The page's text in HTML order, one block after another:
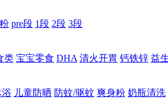
pre段 1段 2段 3段
类 宝宝零食 DHA 清火开胃 钙铁锌 益
儿童防晒 防蚊/驱蚊 爽身粉 奶瓶清洗